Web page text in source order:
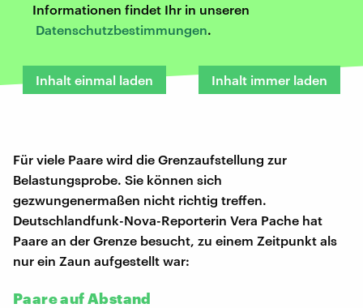
Informationen findet Ihr in unseren
Datenschutzbestimmungen.
Inhalt einmal laden Inhalt immer laden
Für viele Paare wird die Grenzaufstellung zur
Belastungsprobe. Sie können sich
gezwungenermaßen nicht richtig treffen.
Deutschlandfunk-Nova-Reporterin Vera Pache hat
Paare an der Grenze besucht, zu einem Zeitpunkt als
nur ein Zaun aufgestellt war:
Paare auf Abstand